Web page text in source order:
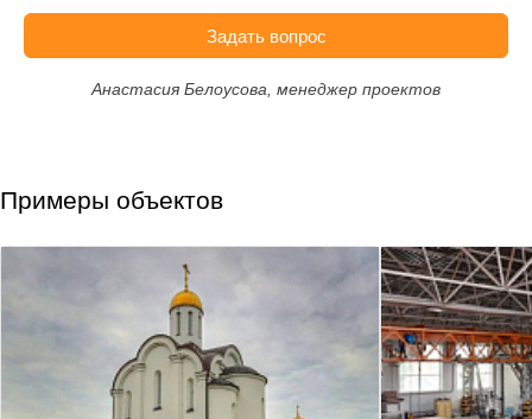
Задать вопрос
Анастасия Белоусова, менеджер проектов
Примеры объектов